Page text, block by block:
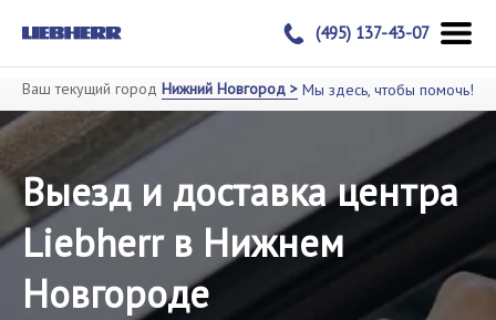
(495) 137-43-07
Ваш текущий город Нижний Новгород > Мы здесь, чтобы помочь!
Выезд и доставка центра
Liebherr в Нижнем
Новгороде